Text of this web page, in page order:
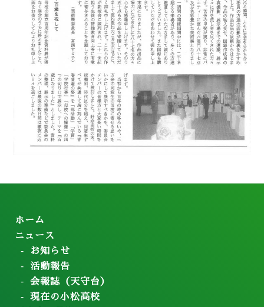
ホーム
ニュース
お知らせ
活動報告
会報誌（天守台）
現在の小松高校